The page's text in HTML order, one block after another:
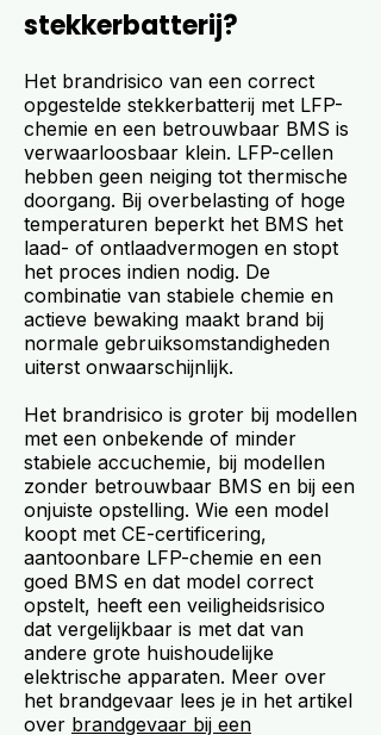
stekkerbatterij?
Het brandrisico van een correct
opgestelde stekkerbatterij met LFP-
chemie en een betrouwbaar BMS is
verwaarloosbaar klein. LFP-cellen
hebben geen neiging tot thermische
doorgang. Bij overbelasting of hoge
temperaturen beperkt het BMS het
laad- of ontlaadvermogen en stopt
het proces indien nodig. De
combinatie van stabiele chemie en
actieve bewaking maakt brand bij
normale gebruiksomstandigheden
uiterst onwaarschijnlijk.
Het brandrisico is groter bij modellen
met een onbekende of minder
stabiele accuchemie, bij modellen
zonder betrouwbaar BMS en bij een
onjuiste opstelling. Wie een model
koopt met CE-certificering,
aantoonbare LFP-chemie en een
goed BMS en dat model correct
opstelt, heeft een veiligheidsrisico
dat vergelijkbaar is met dat van
andere grote huishoudelijke
elektrische apparaten. Meer over
het brandgevaar lees je in het artikel
over brandgevaar bij een